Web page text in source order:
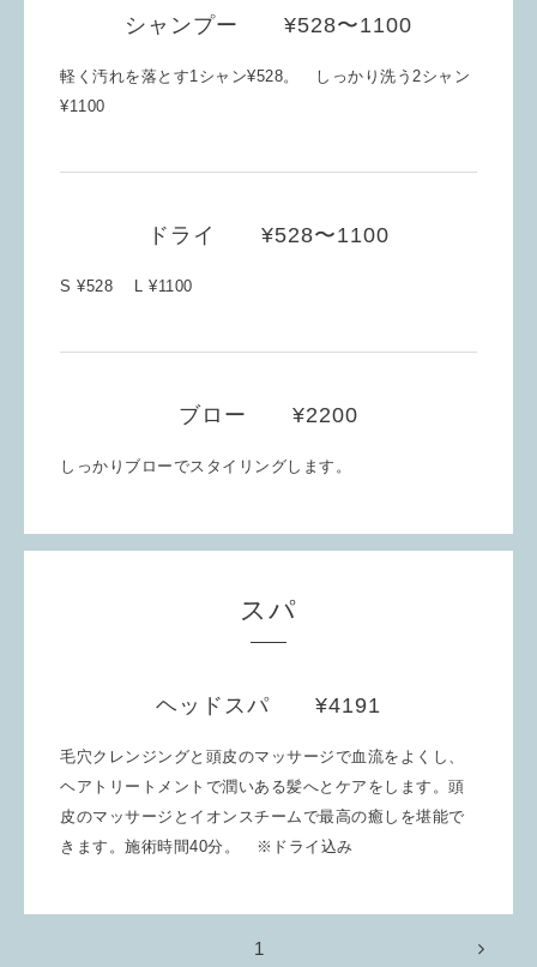
シャンプー ¥528〜1100
軽く汚れを落とす1シャン¥528。 しっかり洗う2シャン
¥1100
ドライ ¥528〜1100
S ¥528 L ¥1100
ブロー ¥2200
しっかりブローでスタイリングします。
スパ
ヘッドスパ ¥4191
毛穴クレンジングと頭皮のマッサージで血流をよくし、
ヘアトリートメントで潤いある髪へとケアをします。頭
皮のマッサージとイオンスチームで最高の癒しを堪能で
きます。施術時間40分。 ※ドライ込み
1